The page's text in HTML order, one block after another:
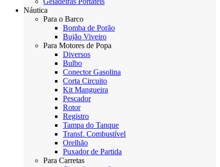
Náutica
Para o Barco
Bomba de Porão
Bujão Viveiro
Para Motores de Popa
Diversos
Bulbo
Conector Gasolina
Corta Circuito
Kit Mangueira
Pescador
Rotor
Registro
Tampa do Tanque
Transf. Combustível
Orelhão
Puxador de Partida
Para Carretas